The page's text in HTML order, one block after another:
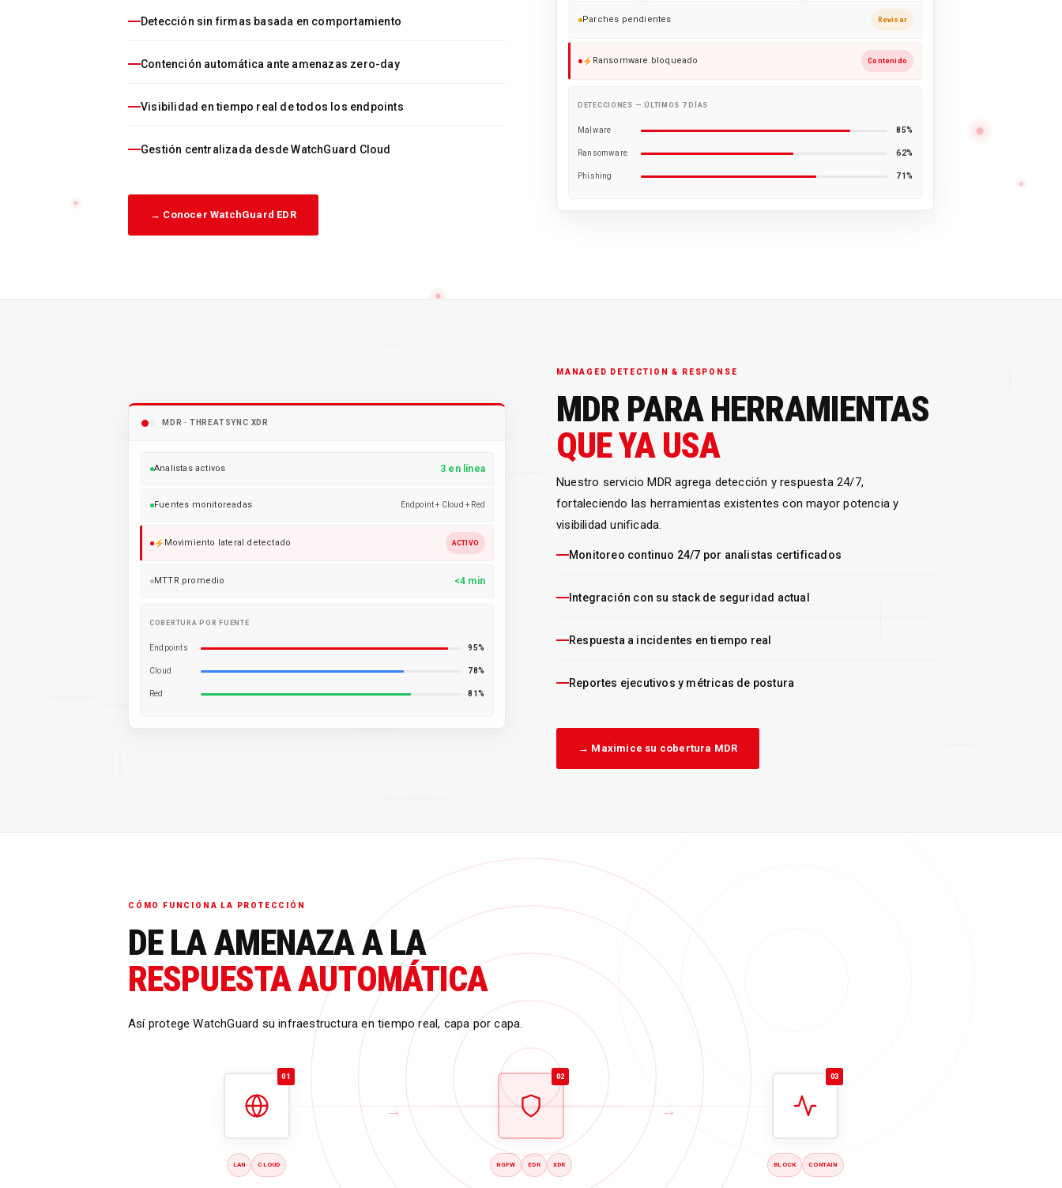
Detección sin firmas basada en comportamiento
Contención automática ante amenazas zero-day
Visibilidad en tiempo real de todos los endpoints
Gestión centralizada desde WatchGuard Cloud
→ Conocer WatchGuard EDR
Parches pendientes Revisar
Ransomware bloqueado Contenido
DETECCIONES — ÚLTIMOS 7 DÍAS
Malware 85%
Ransomware 62%
Phishing 71%
MANAGED DETECTION & RESPONSE
MDR PARA HERRAMIENTAS
QUE YA USA
Nuestro servicio MDR agrega detección y respuesta 24/7,
fortaleciendo las herramientas existentes con mayor potencia y
visibilidad unificada.
Monitoreo continuo 24/7 por analistas certificados
Integración con su stack de seguridad actual
Respuesta a incidentes en tiempo real
Reportes ejecutivos y métricas de postura
→ Maximice su cobertura MDR
MDR · THREATSYNC XDR
Analistas activos 3 en línea
Fuentes monitoreadas Endpoint + Cloud + Red
Movimiento lateral detectado ACTIVO
MTTR promedio <4 min
COBERTURA POR FUENTE
Endpoints 95%
Cloud 78%
Red 81%
CÓMO FUNCIONA LA PROTECCIÓN
DE LA AMENAZA A LA
RESPUESTA AUTOMÁTICA
Así protege WatchGuard su infraestructura en tiempo real, capa por capa.
01
LAN CLOUD
→
02
NGFW EDR XDR
→
03
BLOCK CONTAIN